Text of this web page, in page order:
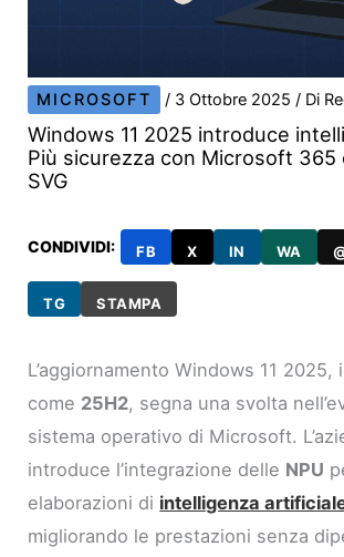
MICROSOFT / 3 Ottobre 2025/ Di
Windows 11 2025 introduce
Più sicurezza con Microsoft 365
SVG
CONDIVIDI: FB X IN WA
TG STAMPA
L’aggiornamento Windows 11
come 25H2, segna una svolta
sistema operativo di Microsoft.
introduce l’integrazione delle NPU
elaborazioni di intelligenza
migliorando le prestazioni senza